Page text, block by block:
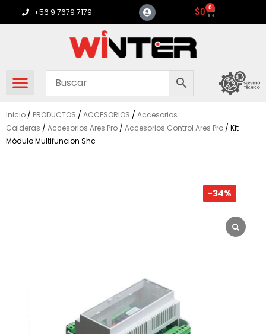
+56 9 7679 7179 $0 0
Carrito
Inicio / PRODUCTOS / ACCESORIOS / Accesorios
Calderas / Accesorios Ares Pro / Accesorios Control Ares Pro / Kit
Módulo Multifuncion Shc
-34%